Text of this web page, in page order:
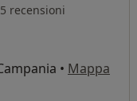
recensioni
• Mappa